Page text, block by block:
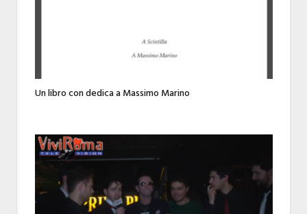
Un libro con dedica a Massimo Marino